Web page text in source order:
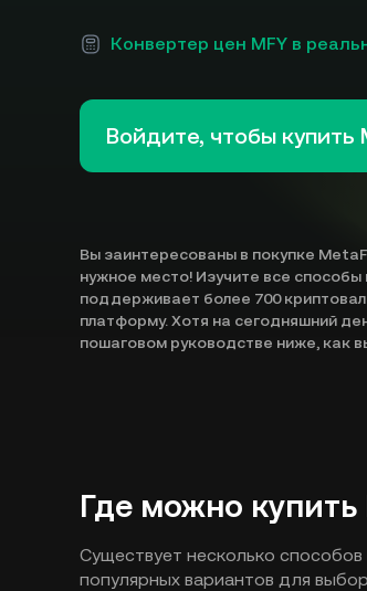
Конвертер цен MFY в
Войдите, чтобы купить
Вы заинтересованы в покупке
нужное место! Изучите все
поддерживает более 700
платформу. Хотя на сегодняшний
пошаговом руководстве ниже, как
Где можно купить
Существует несколько
популярных вариантов для